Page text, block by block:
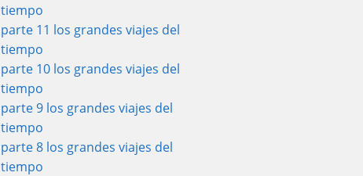
tiempo
parte 11 los grandes viajes del
tiempo
parte 10 los grandes viajes del
tiempo
parte 9 los grandes viajes del
tiempo
parte 8 los grandes viajes del
tiempo